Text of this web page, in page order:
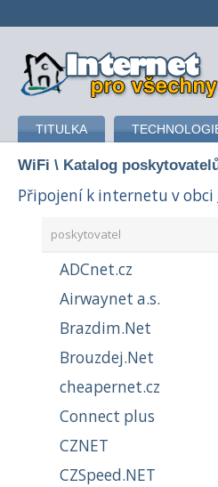
připojení k internetu
TITULKA
WiFi \ Katalog
Připojení k internetu v obci
poskytovatel
ADCnet.cz
Airwaynet a.s.
Brazdim.Net
Brouzdej.Net
cheapernet.cz
Connect plus
CZNET
CZSpeed.NET